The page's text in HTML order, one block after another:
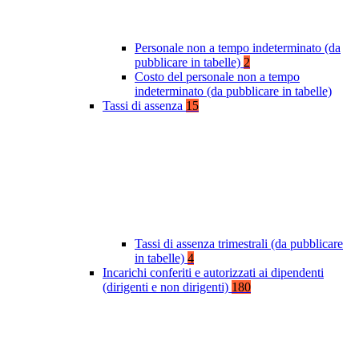
Personale non a tempo indeterminato (da
pubblicare in tabelle) 2
Costo del personale non a tempo
indeterminato (da pubblicare in tabelle)
Tassi di assenza 15
Tassi di assenza trimestrali (da pubblicare
in tabelle) 4
Incarichi conferiti e autorizzati ai dipendenti
(dirigenti e non dirigenti) 180